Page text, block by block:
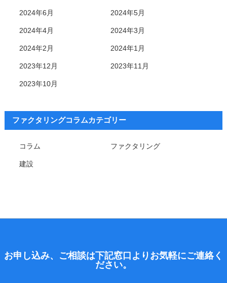
2024年6月 2024年5月
2024年4月 2024年3月
2024年2月 2024年1月
2023年12月 2023年11月
2023年10月
ファクタリングコラムカテゴリー
コラム ファクタリング
建設
お申し込み、ご相談は下記窓口よりお気軽にご連絡く
ださい。